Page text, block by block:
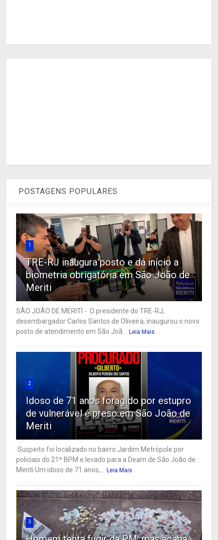
POSTAGENS POPULARES
1
TRE-RJ inaugura posto e dá início a
biometria obrigatória em São João de
Meriti
SÃO JOÃO DE MERITI - O presidente do TRE-RJ,
desembargador Carlos Santos de Oliveira, inaugurou o novo
posto de atendimento em São Joã...
Leia Mais
2
Idoso de 71 anos foragido por estupro
de vulnerável é preso em São João de
Meriti
Suspeito foi localizado no bairro Jardim Metrópole por
policiais do 21º BPM e levado para a Deam de São João de
Meriti Um idoso de 71 anos,...
Leia Mais
3